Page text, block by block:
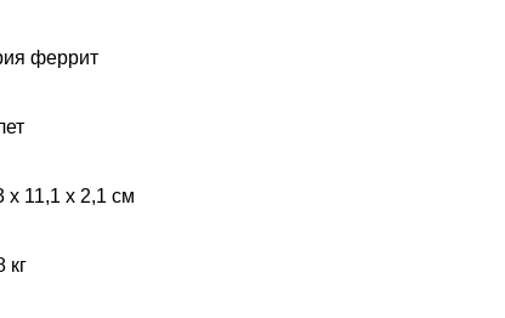
феррит
x 11,1 x 2,1 см
кг